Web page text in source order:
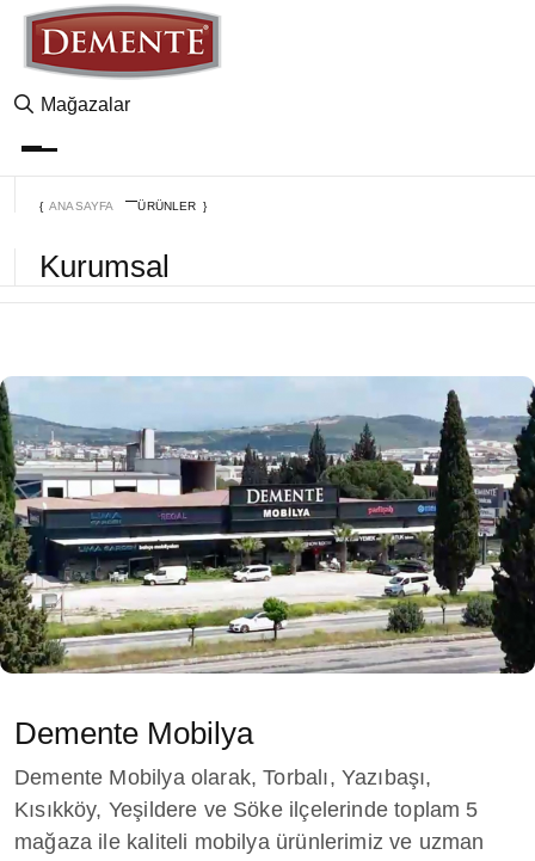
Mağazalar
ANASAYFA ÜRÜNLER
Kurumsal
Demente Mobilya
Demente Mobilya olarak, Torbalı, Yazıbaşı,
Kısıkköy, Yeşildere ve Söke ilçelerinde toplam 5
mağaza ile kaliteli mobilya ürünlerimiz ve uzman